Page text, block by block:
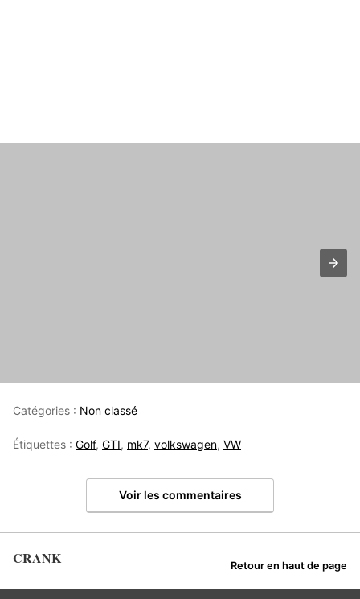
Catégories : Non classé
Étiquettes : Golf, GTI, mk7, volkswagen, VW
Voir les commentaires
CRANK Retour en haut de page